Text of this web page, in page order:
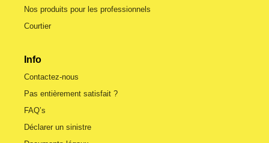
Nos produits pour les professionnels
Courtier
Info
Contactez-nous
Pas entièrement satisfait ?
FAQ’s
Déclarer un sinistre